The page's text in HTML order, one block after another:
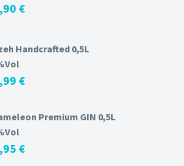
€
Handcrafted 0,5L
€
Premium GIN 0,5L
€